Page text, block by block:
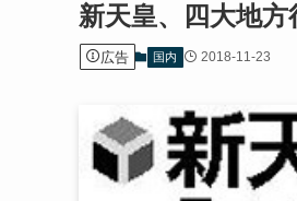
新天皇、四大地
広告 国内 2018-11-23